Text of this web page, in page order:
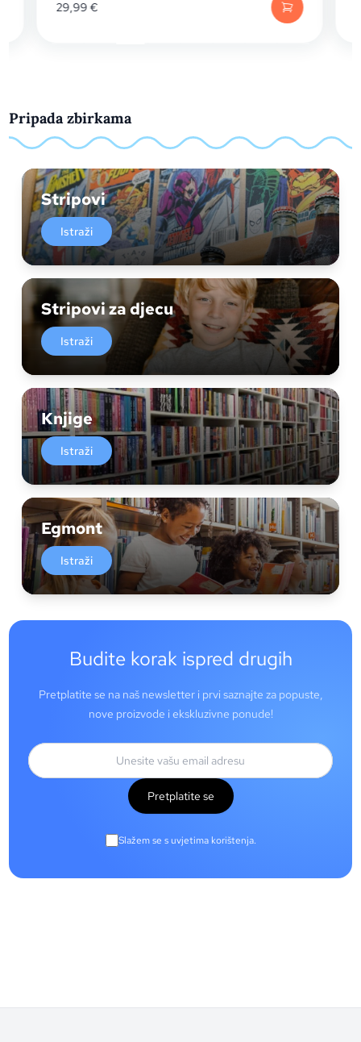
29,99€
Pripada zbirkama
Stripovi
Istraži
Stripovi za djecu
Istraži
Knjige
Istraži
Egmont
Istraži
Budite korak ispred drugih
Pretplatite se na naš newsletter i prvi saznajte za popuste,
nove proizvode i ekskluzivne ponude!
Pretplatite se
Slažem se s uvjetima korištenja.